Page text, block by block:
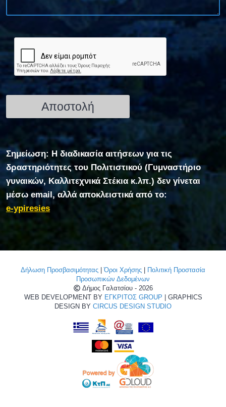
Σημείωση: Η διαδικασία αιτήσεων για τις
δραστηριότητες του Πολιτιστικού (Γυμναστήριο
γυναικών, Καλλιτεχνικά Στέκια κ.λπ.) δεν γίνεται
μέσω email, αλλά αποκλειστικά από το:
e-ypiresies
Δήλωση Προσβασιμότητας |Όροι Χρήσης
Πολιτική Προστασία
Προσωπικών Δεδομένων
Δήμος Γαλατσίου - 2026
WEB DEVELOPMENT BY ΕΓΚΡΙΤΟΣ GROUP | GRAPHICS
DESIGN BY CIRCUS DESIGN STUDIO